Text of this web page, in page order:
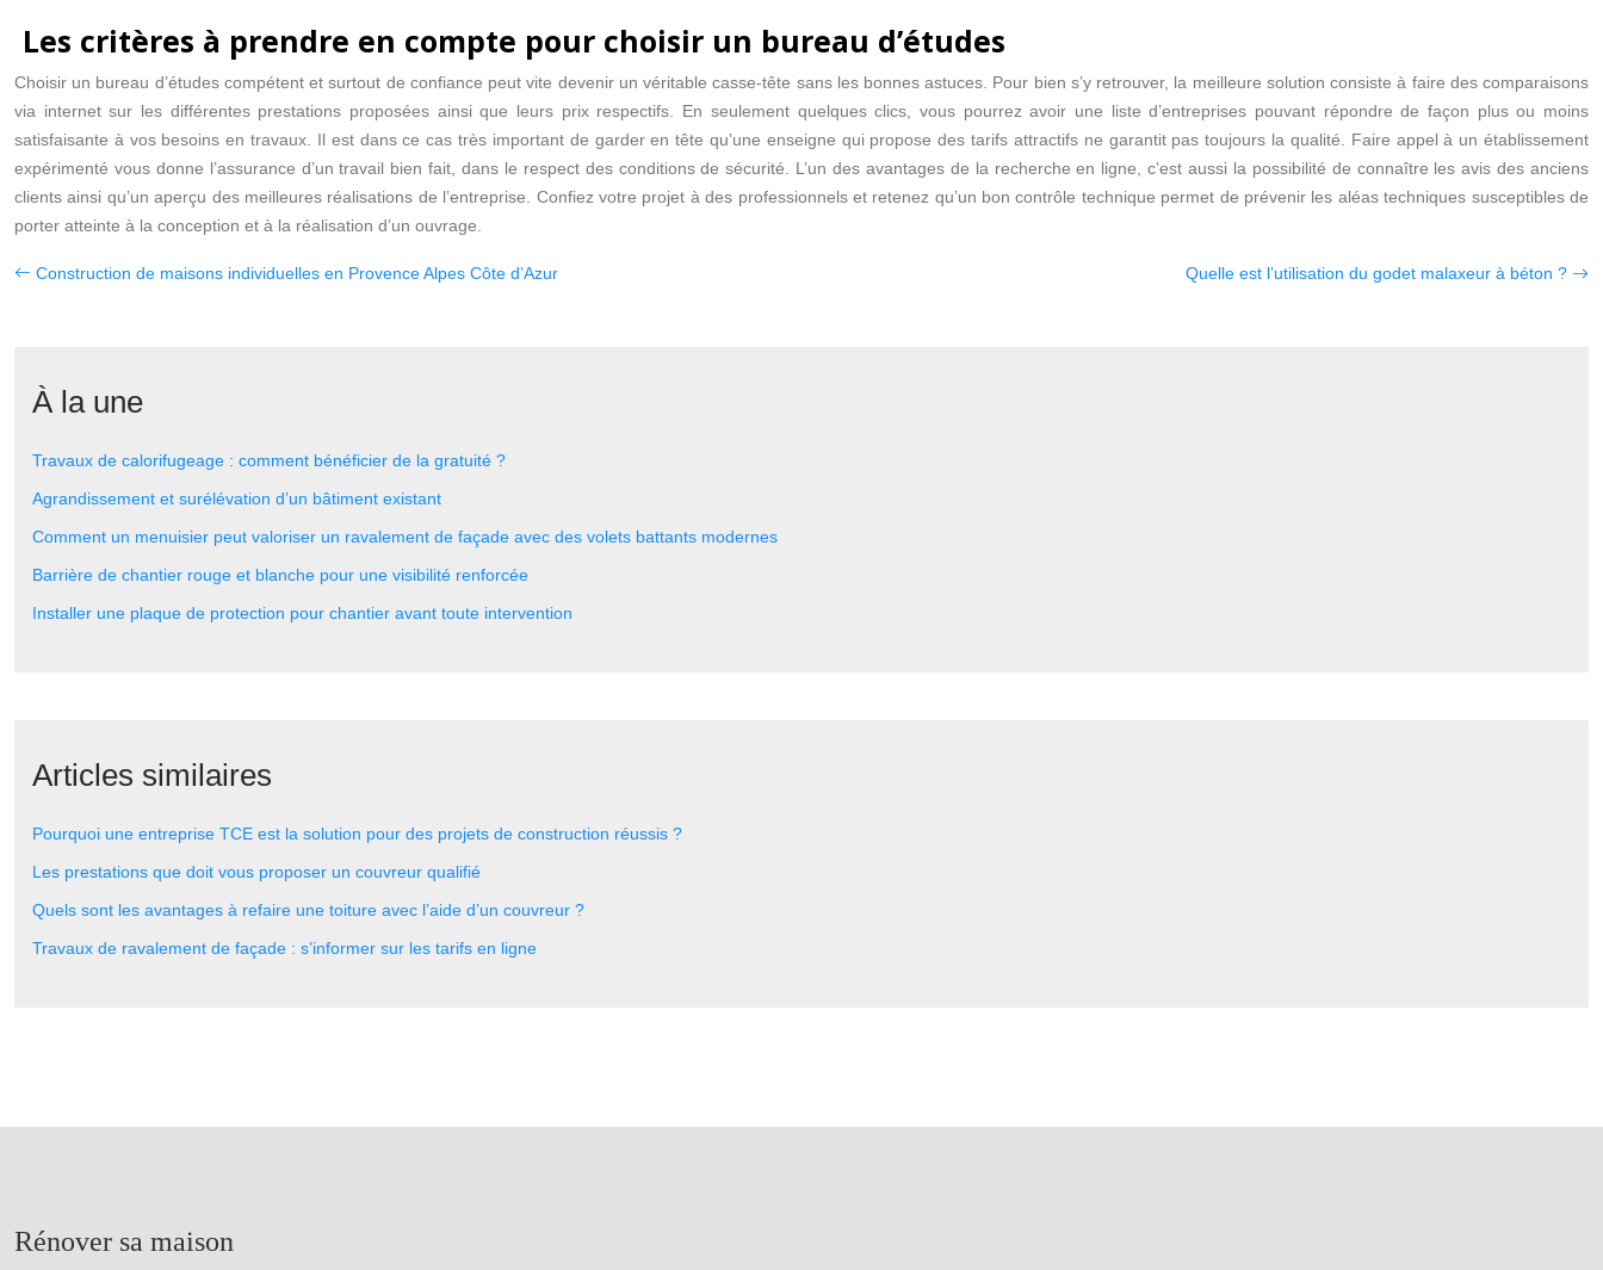
Les critères à prendre en compte pour choisir un bureau d’études
Choisir un bureau d’études compétent et surtout de confiance peut vite devenir un véritable casse-tête sans les bonnes astuces. Pour bien s’y retrouver, la meilleure solution consiste à faire des comparaisons
via internet sur les différentes prestations proposées ainsi que leurs prix respectifs. En seulement quelques clics, vous pourrez avoir une liste d’entreprises pouvant répondre de façon plus ou moins
satisfaisante à vos besoins en travaux. Il est dans ce cas très important de garder en tête qu’une enseigne qui propose des tarifs attractifs ne garantit pas toujours la qualité. Faire appel à un établissement
expérimenté vous donne l’assurance d’un travail bien fait, dans le respect des conditions de sécurité. L’un des avantages de la recherche en ligne, c’est aussi la possibilité de connaître les avis des anciens
clients ainsi qu’un aperçu des meilleures réalisations de l’entreprise. Confiez votre projet à des professionnels et retenez qu’un bon contrôle technique permet de prévenir les aléas techniques susceptibles de
porter atteinte à la conception et à la réalisation d’un ouvrage.
Construction de maisons individuelles en Provence Alpes Côte d’Azur Quelle est l’utilisation du godet malaxeur à béton ?
À la une
Travaux de calorifugeage : comment bénéficier de la gratuité ?
Agrandissement et surélévation d’un bâtiment existant
Comment un menuisier peut valoriser un ravalement de façade avec des volets battants modernes
Barrière de chantier rouge et blanche pour une visibilité renforcée
Installer une plaque de protection pour chantier avant toute intervention
Articles similaires
Pourquoi une entreprise TCE est la solution pour des projets de construction réussis ?
Les prestations que doit vous proposer un couvreur qualifié
Quels sont les avantages à refaire une toiture avec l’aide d’un couvreur ?
Travaux de ravalement de façade : s’informer sur les tarifs en ligne
Rénover sa maison